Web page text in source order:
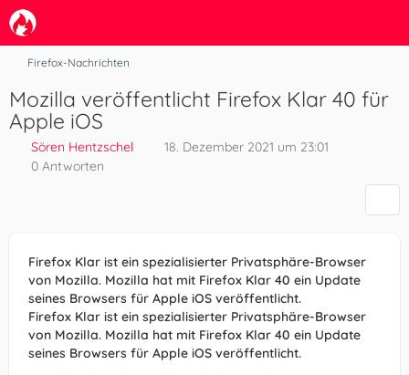
Firefox-Nachrichten
Mozilla veröffentlicht Firefox Klar 40 für
Apple iOS
Sören Hentzschel
18. Dezember 2021 um 23:01
0 Antworten
Firefox Klar ist ein spezialisierter Privatsphäre-Browser
von Mozilla. Mozilla hat mit Firefox Klar 40 ein Update
seines Browsers für Apple iOS veröffentlicht.
Firefox Klar ist ein spezialisierter Privatsphäre-Browser
von Mozilla. Mozilla hat mit Firefox Klar 40 ein Update
seines Browsers für Apple iOS veröffentlicht.